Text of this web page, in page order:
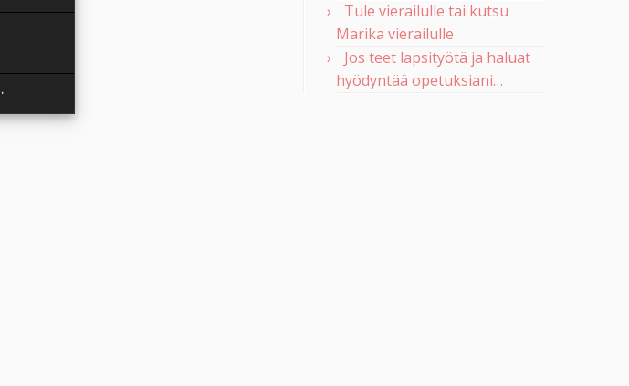
Tule vierailulle tai kutsu
Marika vierailulle
Jos teet lapsityötä ja haluat
hyödyntää opetuksiani…